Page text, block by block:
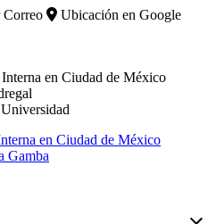
Ubicación en Google
en Ciudad de México